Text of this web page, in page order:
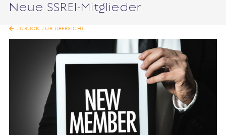
Neue SSREI-Mitglieder
ZURÜCK ZUR ÜBERSICHT